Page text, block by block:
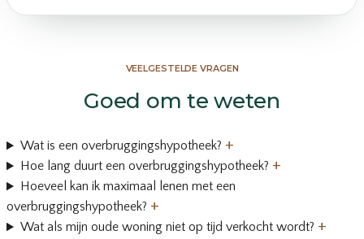
VEELGESTELDE VRAGEN
Goed om te weten
Wat is een overbruggingshypotheek? +
Hoe lang duurt een overbruggingshypotheek? +
Hoeveel kan ik maximaal lenen met een
overbruggingshypotheek? +
Wat als mijn oude woning niet op tijd verkocht wordt? +